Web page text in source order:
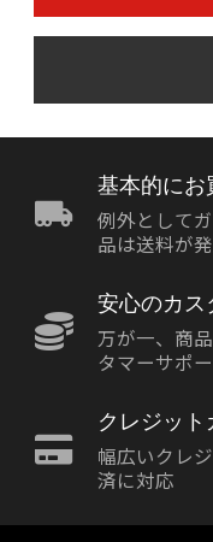
基本的に
例外として
品は送料が
安心のカス
万が一、商
タマーサポ
クレジッ
幅広いクレ
済に対応